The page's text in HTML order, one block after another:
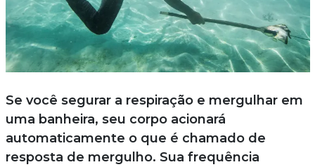
Se você segurar a respiração e mergulhar em
uma banheira, seu corpo acionará
automaticamente o que é chamado de
resposta de mergulho. Sua frequência